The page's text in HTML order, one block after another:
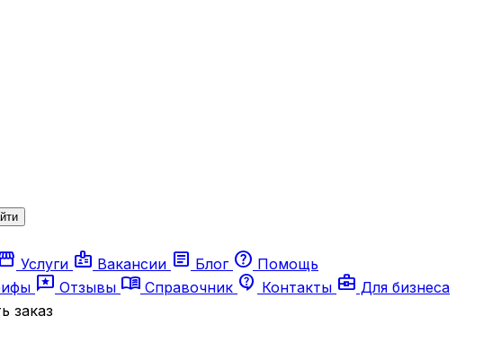
Услуги badge Вакансии article Блог help Помощь
reviews Отзывы menu_book Справочник contact_support Контакты business_center Для бизнеса
заказ